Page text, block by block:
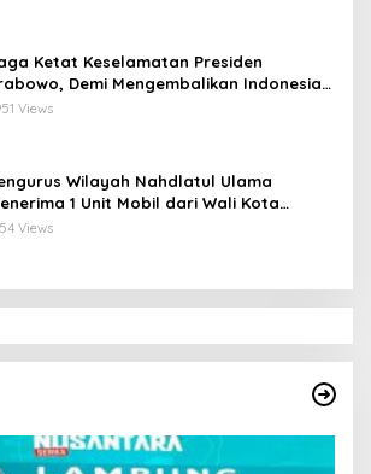
Ketat Keselamatan Presiden
Demi Mengembalikan Indonesia
Macan Asia
Views
Wilayah Nahdlatul Ulama
1 Unit Mobil dari Wali Kota
Lampung
Views